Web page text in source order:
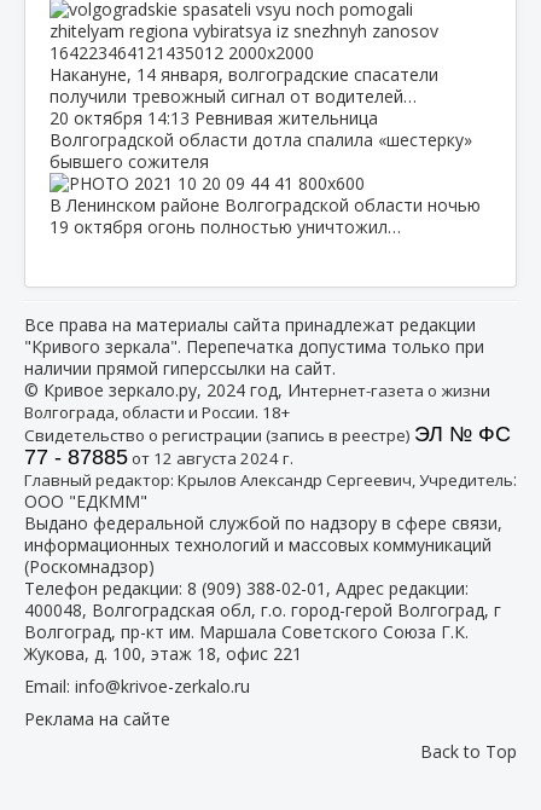
Накануне, 14 января, волгоградские спасатели
получили тревожный сигнал от водителей…
20 октября 14:13 Ревнивая жительница
Волгоградской области дотла спалила «шестерку»
бывшего сожителя
В Ленинском районе Волгоградской области ночью
19 октября огонь полностью уничтожил…
Все права на материалы сайта принадлежат редакции
"Кривого зеркала". Перепечатка допустима только при
наличии прямой гиперссылки на сайт.
© Кривое зеркало.ру, 2024 год, Интернет-газета о жизни
Волгограда, области и России. 18+
Свидетельство о регистрации (запись в реестре) ЭЛ № ФС
77 - 87885от 12 августа 2024 г.
Главный редактор: Крылов Александр Сергеевич, Учредитель:
ООО "ЕДКММ"
Выдано федеральной службой по надзору в сфере связи,
информационных технологий и массовых коммуникаций
(Роскомнадзор)
Телефон редакции: 8 (909) 388-02-01 , Адрес редакции:
400048, Волгоградская обл, г.о. город-герой Волгоград, г
Волгоград, пр-кт им. Маршала Советского Союза Г.К.
Жукова, д. 100, этаж 18, офис 221
Email: info@krivoe-zerkalo.ru
Реклама на сайте
Back to Top